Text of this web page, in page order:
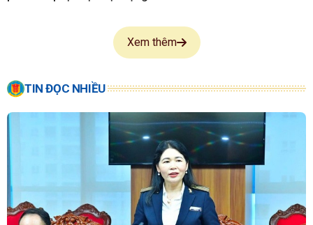
Xem thêm
TIN ĐỌC NHIỀU